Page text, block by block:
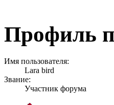
Профиль
Имя пользователя:
Lara bird
Звание:
Участник форума